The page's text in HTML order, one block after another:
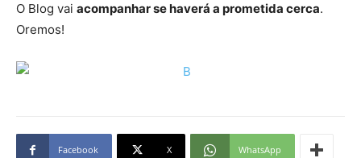
O Blog vai acompanhar se haverá a prometida cerca.
Oremos!
Facebook X WhatsApp